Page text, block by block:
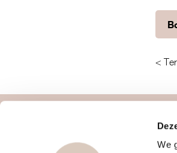
We
<
vrouwengym